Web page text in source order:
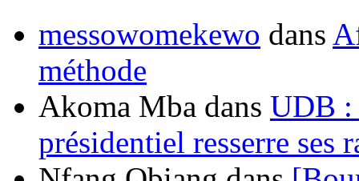
messowomekewo dans
méthode
Akoma Mba dans UDB :
présidentiel resserre ses